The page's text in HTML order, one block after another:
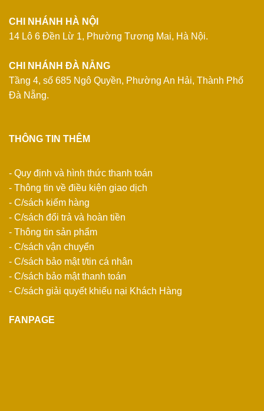
CHI NHÁNH HÀ NỘI
14 Lô 6 Đền Lừ 1, Phường Tương Mai, Hà Nội.
CHI NHÁNH ĐÀ NẴNG
Tầng 4, số 685 Ngô Quyền, Phường An Hải, Thành Phố
Đà Nẵng.
THÔNG TIN THÊM
- Quy định và hình thức thanh toán
- Thông tin về điều kiện giao dịch
- C/sách kiểm hàng
- C/sách đổi trả và hoàn tiền
- Thông tin sản phẩm
- C/sách vận chuyển
- C/sách bảo mật t/tin cá nhân
- C/sách bảo mật thanh toán
- C/sách giải quyết khiếu nại Khách Hàng
FANPAGE